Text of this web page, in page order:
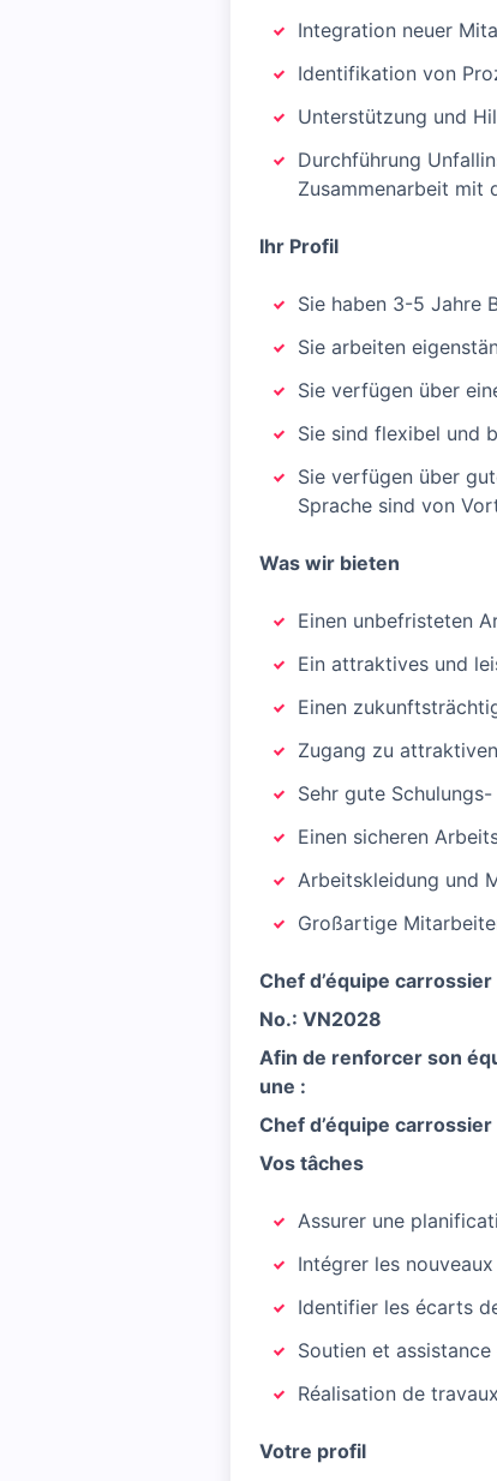
Integration neuer
Identifikation von
Unterstützung und
Durchführung
Zusammenarbeit mit
Ihr Profil
Sie haben 3-5 Jahre
Sie arbeiten
Sie verfügen über
Sie sind flexibel und
Sie verfügen über
Sprache sind von
Was wir bieten
Einen unbefristeten
Ein attraktives und
Einen
Zugang zu
Sehr gute
Einen sicheren
Arbeitskleidung und
Großartige
Chef d’équipe
No.: VN2028
Afin de renforcer son
une :
Chef d’équipe
Vos tâches
Assurer une
Intégrer les
Identifier les écarts
Soutien et
Réalisation de
Votre profil